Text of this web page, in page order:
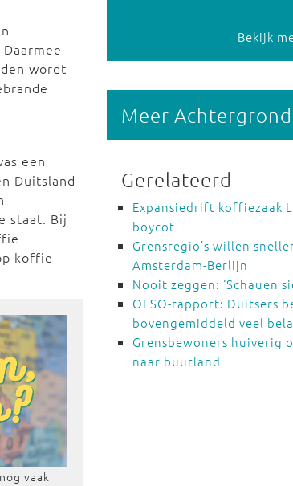
Daarmee
wordt
een
Duitsland
staat. Bij
koffie
vaak
Bekijk
Meer Achtergrond
Gerelateerd
Expansiedrift koffiezaak
boycot
Grensregio’s willen
Amsterdam-Berlijn
Nooit zeggen: ‘Schauen
OESO-rapport: Duitsers
bovengemiddeld veel
Grensbewoners huiverig
naar buurland